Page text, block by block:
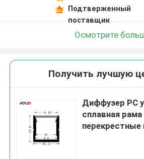
Подтверженный
поставщик
Осмотрите
Получить лучшую
Диффузер PC
сплавная